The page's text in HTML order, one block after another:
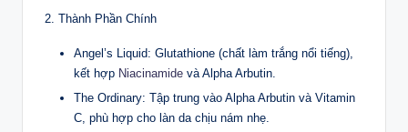
2. Thành Phần Chính
Angel’s Liquid: Glutathione (chất làm trắng nổi tiếng),
kết hợp Niacinamide và Alpha Arbutin.
The Ordinary: Tập trung vào Alpha Arbutin và Vitamin
C, phù hợp cho làn da chịu nám nhẹ.